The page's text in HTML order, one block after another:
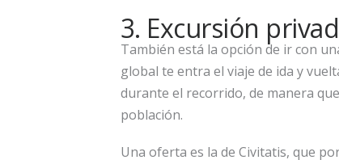
3. Excursión
También está la opción de ir con
global te entra el viaje de ida y
durante el recorrido, de manera
población.
Una oferta es la de Civitatis, que